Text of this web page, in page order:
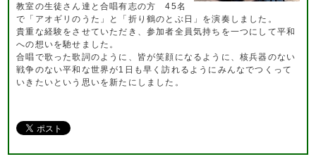
教室の生徒さん達と合唱有志の方 45名
で「アオギリのうた」と「折り鶴のとぶ日」を演奏しました。
貴重な経験をさせていただき、参加者全員気持ちを一つにして平和
への想いを馳せました。
合唱で歌った歌詞のように、皆が笑顔になるように、核兵器のない
戦争のない平和な世界が1日も早く訪れるようにみんなでつくって
いきたいという思いを新たにしました。